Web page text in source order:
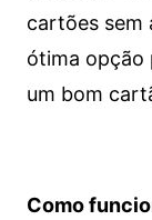
cartões sem
ótima opção
um bom
Como